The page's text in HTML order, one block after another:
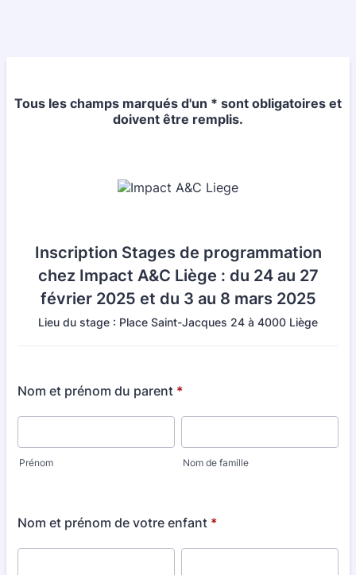
Tous les champs marqués d'un * sont obligatoires et
doivent être remplis.
Inscription Stages de programmation
chez Impact A&C Liège : du 24 au 27
février 2025 et du 3 au 8 mars 2025
Lieu du stage : Place Saint-Jacques 24 à 4000 Liège
Nom et prénom du parent *
Prénom Nom de famille
Nom et prénom de votre enfant *